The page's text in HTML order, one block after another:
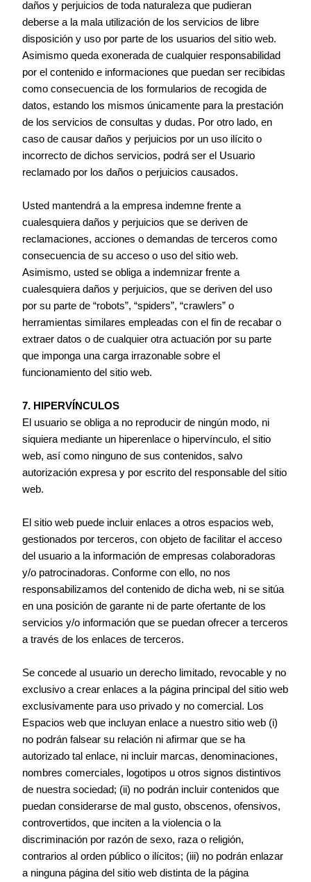
daños y perjuicios de toda naturaleza que pudieran
deberse a la mala utilización de los servicios de libre
disposición y uso por parte de los usuarios del sitio web.
Asimismo queda exonerada de cualquier responsabilidad
por el contenido e informaciones que puedan ser recibidas
como consecuencia de los formularios de recogida de
datos, estando los mismos únicamente para la prestación
de los servicios de consultas y dudas. Por otro lado, en
caso de causar daños y perjuicios por un uso ilícito o
incorrecto de dichos servicios, podrá ser el Usuario
reclamado por los daños o perjuicios causados.
Usted mantendrá a la empresa indemne frente a
cualesquiera daños y perjuicios que se deriven de
reclamaciones, acciones o demandas de terceros como
consecuencia de su acceso o uso del sitio web.
Asimismo, usted se obliga a indemnizar frente a
cualesquiera daños y perjuicios, que se deriven del uso
por su parte de “robots”, “spiders”, “crawlers” o
herramientas similares empleadas con el fin de recabar o
extraer datos o de cualquier otra actuación por su parte
que imponga una carga irrazonable sobre el
funcionamiento del sitio web.
7. HIPERVÍNCULOS
El usuario se obliga a no reproducir de ningún modo, ni
siquiera mediante un hiperenlace o hipervínculo, el sitio
web, así como ninguno de sus contenidos, salvo
autorización expresa y por escrito del responsable del sitio
web.
El sitio web puede incluir enlaces a otros espacios web,
gestionados por terceros, con objeto de facilitar el acceso
del usuario a la información de empresas colaboradoras
y/o patrocinadoras. Conforme con ello, no nos
responsabilizamos del contenido de dicha web, ni se sitúa
en una posición de garante ni de parte ofertante de los
servicios y/o información que se puedan ofrecer a terceros
a través de los enlaces de terceros.
Se concede al usuario un derecho limitado, revocable y no
exclusivo a crear enlaces a la página principal del sitio web
exclusivamente para uso privado y no comercial. Los
Espacios web que incluyan enlace a nuestro sitio web (i)
no podrán falsear su relación ni afirmar que se ha
autorizado tal enlace, ni incluir marcas, denominaciones,
nombres comerciales, logotipos u otros signos distintivos
de nuestra sociedad; (ii) no podrán incluir contenidos que
puedan considerarse de mal gusto, obscenos, ofensivos,
controvertidos, que inciten a la violencia o la
discriminación por razón de sexo, raza o religión,
contrarios al orden público o ilícitos; (iii) no podrán enlazar
a ninguna página del sitio web distinta de la página